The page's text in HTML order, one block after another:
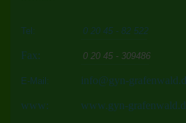
Tel: 0 20 45 - 82 522
Fax: 0 20 45 - 309486
E-Mail: info@gyn-
www: www.gyn-